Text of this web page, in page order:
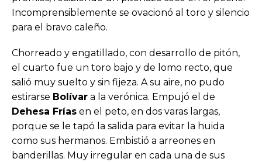
Incomprensiblemente se ovacionó al toro y silencio
para el bravo caleño.
Chorreado y engatillado, con desarrollo de pitón,
el cuarto fue un toro bajo y de lomo recto, que
salió muy suelto y sin fijeza. A su aire, no pudo
estirarse Bolívar a la verónica. Empujó el de
Dehesa Frías en el peto, en dos varas largas,
porque se le tapó la salida para evitar la huida
como sus hermanos. Embistió a arreones en
banderillas. Muy irregular en cada una de sus